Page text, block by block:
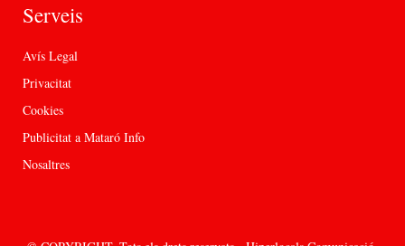
Serveis
Avís Legal
Privacitat
Cookies
Publicitat a Mataró Info
Nosaltres